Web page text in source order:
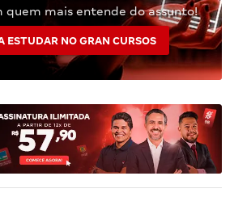
quem mais entende do assunto!
ESTUDAR NO GRAN CURSOS